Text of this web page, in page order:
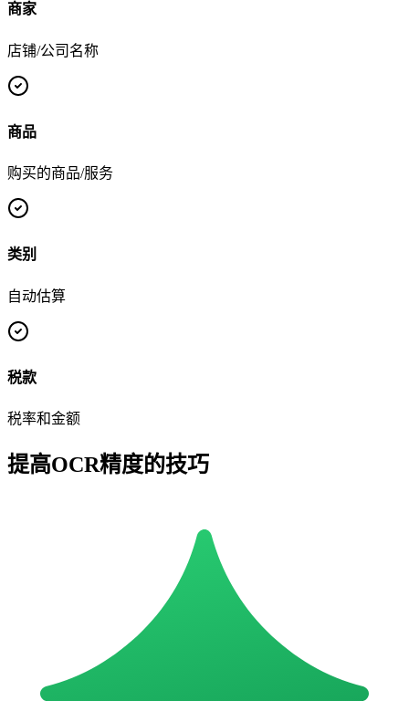
商家
店铺/公司名称
商品
购买的商品/服务
类别
自动估算
税款
税率和金额
提高OCR精度的技巧